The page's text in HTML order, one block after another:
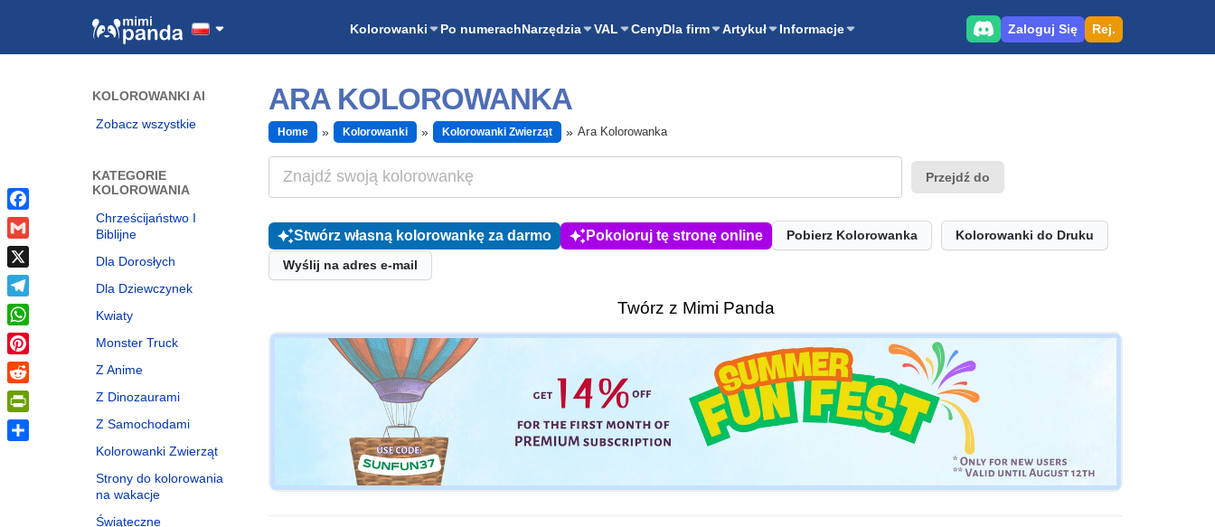
Kolorowanki Po numerachNarzędzia VAL CenyDla firm Artykuł Informacje Zaloguj Się Rej.
KOLOROWANKI AI
Zobacz wszystkie
KATEGORIE
KOLOROWANIA
Chrześcijaństwo I
Biblijne
Dla Dorosłych
Dla Dziewczynek
Kwiaty
Monster Truck
Z Anime
Z Dinozaurami
Z Samochodami
Kolorowanki Zwierząt
Strony do kolorowania
na wakacje
Świąteczne
ARA KOLOROWANKA
Home Kolorowanki Kolorowanki Zwierząt Ara Kolorowanka
Przejdź do
Stwórz własną kolorowankę za darmo Pokoloruj tę stronę online Pobierz Kolorowanka Kolorowanki do Druku
Wyślij na adres e-mail
Twórz z Mimi Panda
Facebook
Gmail
X
Telegram
WhatsApp
Pinterest
Reddit
PrintFriendly